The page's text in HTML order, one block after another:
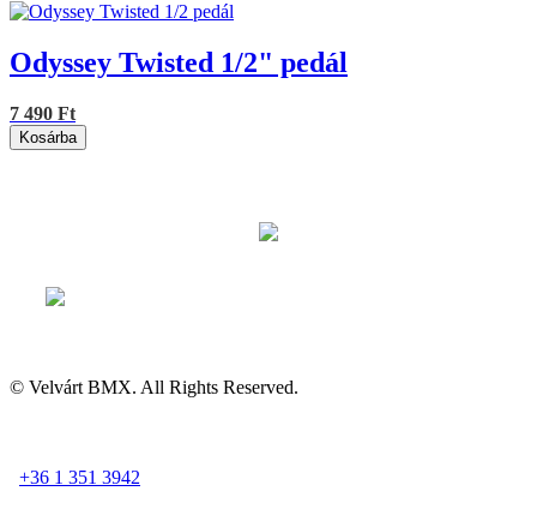
Odyssey Twisted 1/2" pedál
7 490 Ft
Kosárba
© Velvárt BMX. All Rights Reserved.
+36 1 351 3942